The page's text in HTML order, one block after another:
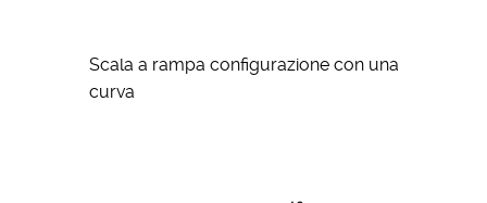
Scala a rampa configurazione con una
curva